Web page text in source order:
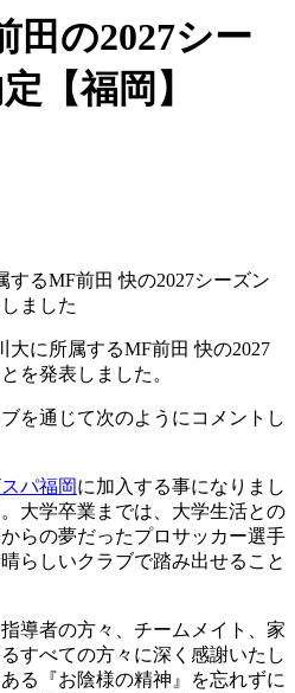
田の2027シー
【福岡】
るMF前田 快の2027シーズン
ました
大に所属するMF前田 快の2027
を発表しました。
を通じて次のようにコメントし
パ福岡に加入する事になりまし
大学卒業までは、大学生活との
らの夢だったプロサッカー選手
らしいクラブで踏み出せること
導者の方々、チームメイト、家
すべての方々に深く感謝いたし
る『お陰様の精神』を忘れずに